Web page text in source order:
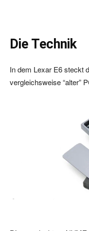
Die Technik
In dem Lexar E6 steckt
vergleichsweise “alter”